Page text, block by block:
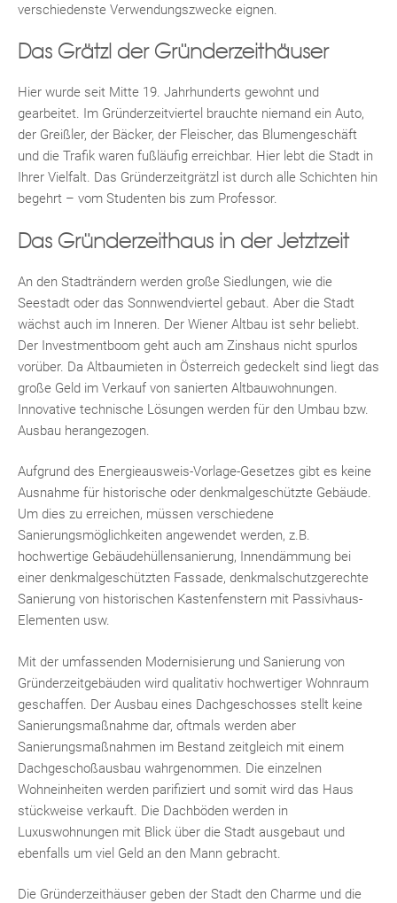
Fac Inst Twi Pint Link Wh
verschiedenste Verwendungszwecke eignen.
Das Grätzl der Gründerzeithäuser
Hier wurde seit Mitte 19. Jahrhunderts gewohnt und
gearbeitet. Im Gründerzeitviertel brauchte niemand ein Auto,
der Greißler, der Bäcker, der Fleischer, das Blumengeschäft
und die Trafik waren fußläufig erreichbar. Hier lebt die Stadt in
Ihrer Vielfalt. Das Gründerzeitgrätzl ist durch alle Schichten hin
begehrt – vom Studenten bis zum Professor.
Das Gründerzeithaus in der Jetztzeit
An den Stadträndern werden große Siedlungen, wie die
Seestadt oder das Sonnwendviertel gebaut. Aber die Stadt
wächst auch im Inneren. Der Wiener Altbau ist sehr beliebt.
Der Investmentboom geht auch am Zinshaus nicht spurlos
vorüber. Da Altbaumieten in Österreich gedeckelt sind liegt das
große Geld im Verkauf von sanierten Altbauwohnungen.
Innovative technische Lösungen werden für den Umbau bzw.
Ausbau herangezogen.
Aufgrund des Energieausweis-Vorlage-Gesetzes gibt es keine
Ausnahme für historische oder denkmalgeschützte Gebäude.
Um dies zu erreichen, müssen verschiedene
Sanierungsmöglichkeiten angewendet werden, z.B.
hochwertige Gebäudehüllensanierung, Innendämmung bei
einer denkmalgeschützten Fassade, denkmalschutzgerechte
Sanierung von historischen Kastenfenstern mit Passivhaus-
Elementen usw.
Mit der umfassenden Modernisierung und Sanierung von
Gründerzeitgebäuden wird qualitativ hochwertiger Wohnraum
geschaffen. Der Ausbau eines Dachgeschosses stellt keine
Sanierungsmaßnahme dar, oftmals werden aber
Sanierungsmaßnahmen im Bestand zeitgleich mit einem
Dachgeschoßausbau wahrgenommen. Die einzelnen
Wohneinheiten werden parifiziert und somit wird das Haus
stückweise verkauft. Die Dachböden werden in
Luxuswohnungen mit Blick über die Stadt ausgebaut und
ebenfalls um viel Geld an den Mann gebracht.
Die Gründerzeithäuser geben der Stadt den Charme und die